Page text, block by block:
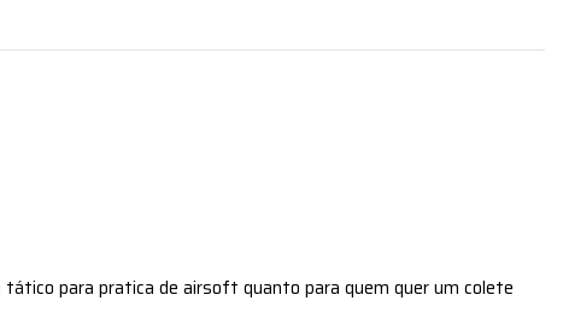
para pratica de airsoft quanto para quem quer um colete